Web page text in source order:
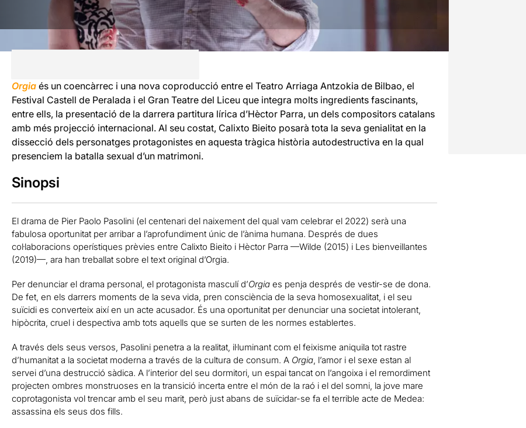
Orgia és un coencàrrec i una nova coproducció entre el Teatro Arriaga Antzokia de Bilbao, el
Festival Castell de Peralada i el Gran Teatre del Liceu que integra molts ingredients fascinants,
entre ells, la presentació de la darrera partitura lírica d’Hèctor Parra, un dels compositors catalans
amb més projecció internacional. Al seu costat, Calixto Bieito posarà tota la seva genialitat en la
dissecció dels personatges protagonistes en aquesta tràgica història autodestructiva en la qual
presenciem la batalla sexual d’un matrimoni.
Sinopsi
El drama de Pier Paolo Pasolini (el centenari del naixement del qual vam celebrar el 2022) serà una
fabulosa oportunitat per arribar a l’aprofundiment únic de l’ànima humana. Després de dues
col·laboracions operístiques prèvies entre Calixto Bieito i Hèctor Parra —Wilde (2015) i Les bienveillantes
(2019)—, ara han treballat sobre el text original d’Orgia.
Per denunciar el drama personal, el protagonista masculí d’Orgiaes penja després de vestir-se de dona.
De fet, en els darrers moments de la seva vida, pren consciència de la seva homosexualitat, i el seu
suïcidi es converteix així en un acte acusador. És una oportunitat per denunciar una societat intolerant,
hipòcrita, cruel i despectiva amb tots aquells que se surten de les normes establertes.
A través dels seus versos, Pasolini penetra a la realitat, il·luminant com el feixisme aniquila tot rastre
d’humanitat a la societat moderna a través de la cultura de consum. A Orgia, l’amor i el sexe estan al
servei d’una destrucció sàdica. A l’interior del seu dormitori, un espai tancat on l’angoixa i el remordiment
projecten ombres monstruoses en la transició incerta entre el món de la raó i el del somni, la jove mare
coprotagonista vol trencar amb el seu marit, però just abans de suïcidar-se fa el terrible acte de Medea:
assassina els seus dos fills.